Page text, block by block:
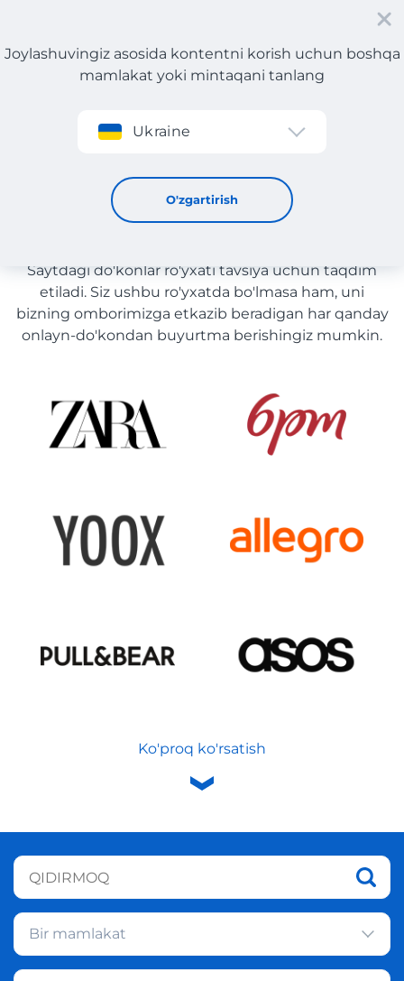
Roʻyxatdan oʻtish
Joylashuvingiz asosida kontentni korish uchun boshqa
mamlakat yoki mintaqani tanlang
Ukraine
O'zgartirish
Dekorativ kosmetika
Dekorativ kosmetika yetkazib
berish bilan O'zbekiston
Saytdagi do'konlar ro'yxati tavsiya uchun taqdim
etiladi. Siz ushbu ro'yxatda bo'lmasa ham, uni
bizning omborimizga etkazib beradigan har qanday
onlayn-do'kondan buyurtma berishingiz mumkin.
Ko'proq ko'rsatish
Bir mamlakat